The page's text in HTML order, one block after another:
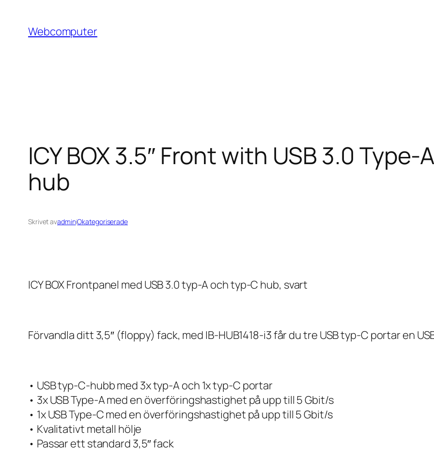
innehåll
Webcomputer
ICY BOX 3.5″ Front with USB 3.0
hub
Skrivet avadminiOkategoriserade
ICY BOX Frontpanel med USB 3.0 typ-A och typ-C hub, svart
Förvandla ditt 3,5″ (floppy) fack, med IB-HUB1418-i3 får du tre USB typ-C portar en
• USB typ-C-hubb med 3x typ-A och 1x typ-C portar
• 3x USB Type-A med en överföringshastighet på upp till 5 Gbit/s
• 1x USB Type-C med en överföringshastighet på upp till 5 Gbit/s
• Kvalitativt metall hölje
• Passar ett standard 3,5″ fack